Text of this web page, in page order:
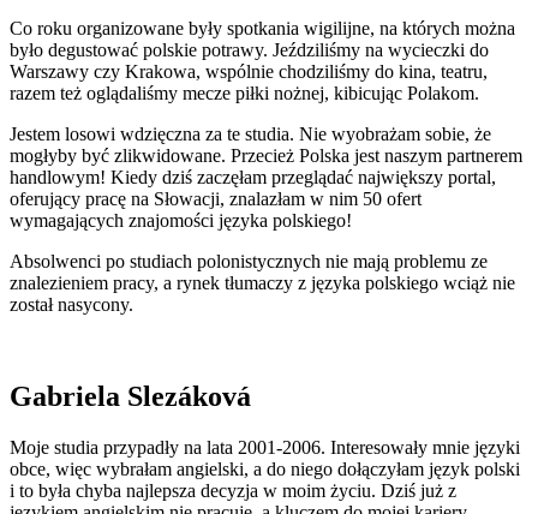
Co roku organizowane były spotkania wigilijne, na których można
było degustować polskie potrawy. Jeździliśmy na wycieczki do
Warszawy czy Krakowa, wspólnie chodziliśmy do kina, teatru,
razem też oglądaliśmy mecze piłki nożnej, kibicując Polakom.
Jestem losowi wdzięczna za te studia. Nie wyobrażam sobie, że
mogłyby być zlikwidowane. Przecież Polska jest naszym partnerem
handlowym! Kiedy dziś zaczęłam przeglądać największy portal,
oferujący pracę na Słowacji, znalazłam w nim 50 ofert
wymagających znajomości języka polskiego!
Absolwenci po studiach polonistycznych nie mają problemu ze
znalezieniem pracy, a rynek tłumaczy z języka polskiego wciąż nie
został nasycony.
Gabriela Slezáková
Moje studia przypadły na lata 2001-2006. Interesowały mnie języki
obce, więc wybrałam angielski, a do niego dołączyłam język polski
i to była chyba najlepsza decyzja w moim życiu. Dziś już z